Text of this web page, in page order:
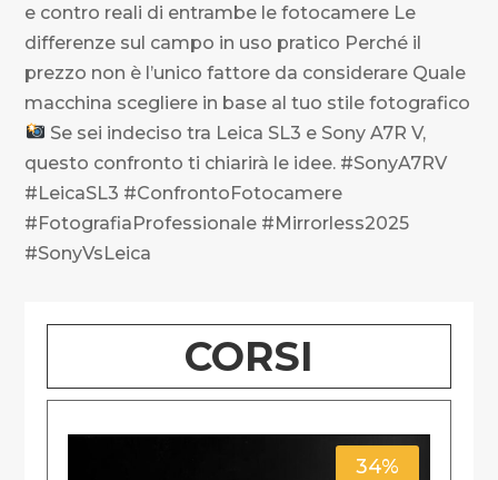
e contro reali di entrambe le fotocamere Le
differenze sul campo in uso pratico Perché il
prezzo non è l’unico fattore da considerare Quale
macchina scegliere in base al tuo stile fotografico
Se sei indeciso tra Leica SL3 e Sony A7R V,
questo confronto ti chiarirà le idee. #SonyA7RV
#LeicaSL3 #ConfrontoFotocamere
#FotografiaProfessionale #Mirrorless2025
#SonyVsLeica
CORSI
34%